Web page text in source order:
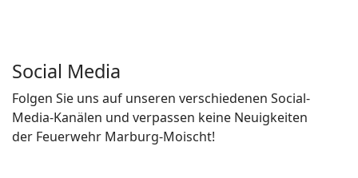
Social Media
Folgen Sie uns auf unseren verschiedenen Social-
Media-Kanälen und verpassen keine Neuigkeiten
der Feuerwehr Marburg-Moischt!